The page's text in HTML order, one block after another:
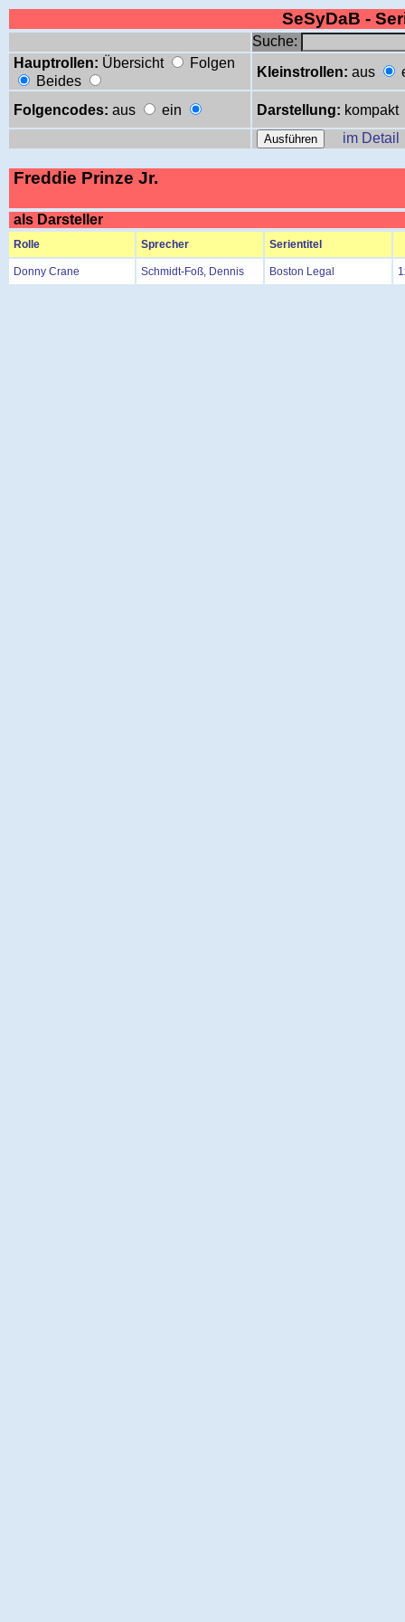
SeSyDaB -
Suche:
Hauptrollen: Übersicht
Folgen
Beides
Kleinstrollen: aus
Folgencodes: aus ein Darstellung: kompakt
im Detail
Freddie Prinze Jr.
als Darsteller
Rolle Sprecher Serientitel
Donny Crane Schmidt-Foß, Dennis Boston Legal